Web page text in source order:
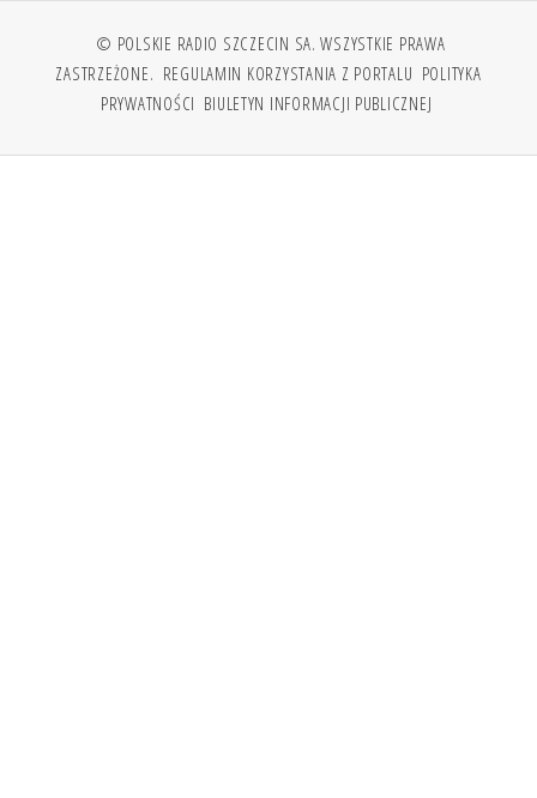
© POLSKIE RADIO SZCZECIN SA. WSZYSTKIE PRAWA
ZASTRZEŻONE. REGULAMIN KORZYSTANIA Z PORTALU POLITYKA
PRYWATNOŚCI BIULETYN INFORMACJI PUBLICZNEJ